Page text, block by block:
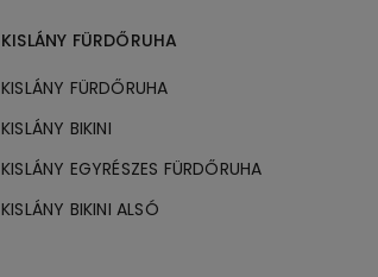
KISLÁNY FÜRDŐRUHA
KISLÁNY FÜRDŐRUHA
KISLÁNY BIKINI
KISLÁNY EGYRÉSZES FÜRDŐRUHA
KISLÁNY BIKINI ALSÓ